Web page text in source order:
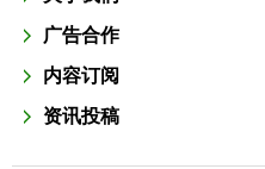
广告合作
内容订阅
资讯投稿